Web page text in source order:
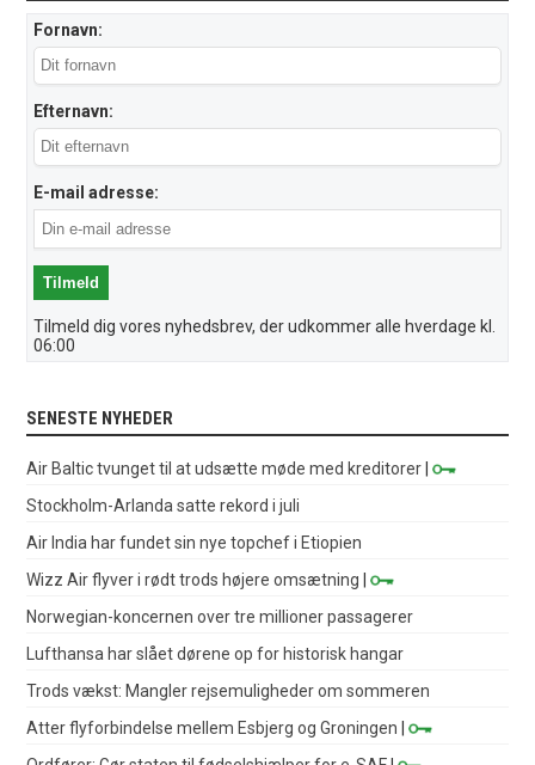
Fornavn:
Efternavn:
E-mail adresse:
Tilmeld dig vores nyhedsbrev, der udkommer alle hverdage kl.
06:00
SENESTE NYHEDER
Air Baltic tvunget til at udsætte møde med kreditorer |
Stockholm-Arlanda satte rekord i juli
Air India har fundet sin nye topchef i Etiopien
Wizz Air flyver i rødt trods højere omsætning |
Norwegian-koncernen over tre millioner passagerer
Lufthansa har slået dørene op for historisk hangar
Trods vækst: Mangler rejsemuligheder om sommeren
Atter flyforbindelse mellem Esbjerg og Groningen |